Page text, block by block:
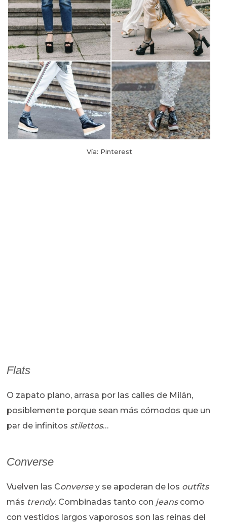
Vía: Pinterest
Flats
O zapato plano, arrasa por las calles de Milán,
posiblemente porque sean más cómodos que un
par de infinitos stilettos…
Converse
Vuelven las Conversey se apoderan de los outfits
más trendy. Combinadas tanto con jeanscomo
con vestidos largos vaporosos son las reinas del